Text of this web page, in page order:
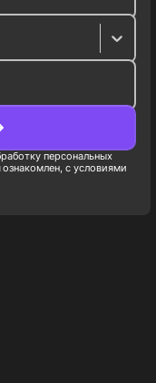
персональных
ознакомлен, с условиями